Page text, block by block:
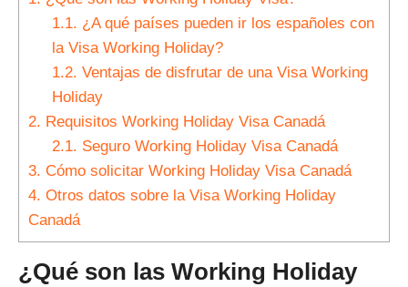
1.1. ¿A qué países pueden ir los españoles con
la Visa Working Holiday?
1.2. Ventajas de disfrutar de una Visa Working
Holiday
2. Requisitos Working Holiday Visa Canadá
2.1. Seguro Working Holiday Visa Canadá
3. Cómo solicitar Working Holiday Visa Canadá
4. Otros datos sobre la Visa Working Holiday
Canadá
¿Qué son las Working Holiday